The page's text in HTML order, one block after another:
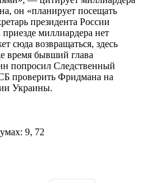
он «планирует посещать
президента России
миллиардера нет
сюда возвращаться, здесь
время бывший глава
попросил Следственный
проверить Фридмана на
Украины.